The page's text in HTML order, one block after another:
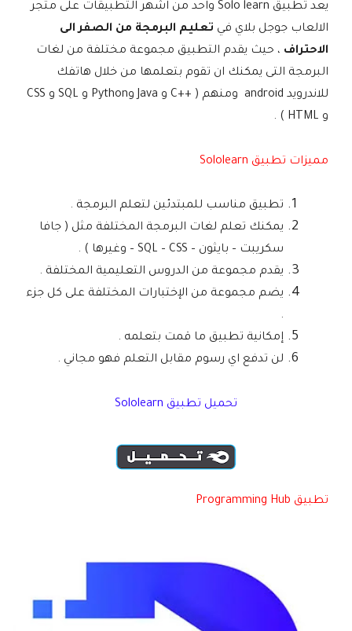
يعد تطبيق Solo learn واحد من اشهر التطبيقات على متجر
الالعاب جوجل بلاي فيتعليم البرمجة من الصفر الى
الاحتراف، حيث يقدم التطبيق مجموعة مختلفة من لغات
البرمجة التى يمكنك ان تقوم بتعلمها من خلال هاتفك
للاندرويد android ومنهم ( ++C و Java وPython و SQL و CSS
و HTML ) .
مميزات تطبيق Sololearn
تطبيق مناسب للمبتدئين لتعلم البرمجة .
يمكنك تعلم لغات البرمجة المختلفة مثل ( جافا
سكريبت – بايثون – SQL – CSS – وغيرها ) .
يقدم مجموعة من الدروس التعليمية المختلفة .
يضم مجموعة من الإختبارات المختلفة على كل جزء
إمكانية تطبيق ما قمت بتعلمه .
لن تدفع اي رسوم مقابل التعلم فهو مجاني .
تحميل تطبيق Sololearn
تطبيق Programming Hub